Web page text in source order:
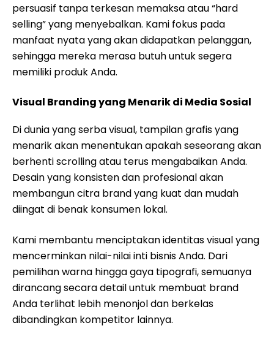
persuasif tanpa terkesan memaksa atau “hard
selling” yang menyebalkan. Kami fokus pada
manfaat nyata yang akan didapatkan pelanggan,
sehingga mereka merasa butuh untuk segera
memiliki produk Anda.
Visual Branding yang Menarik di Media Sosial
Di dunia yang serba visual, tampilan grafis yang
menarik akan menentukan apakah seseorang akan
berhenti scrolling atau terus mengabaikan Anda.
Desain yang konsisten dan profesional akan
membangun citra brand yang kuat dan mudah
diingat di benak konsumen lokal.
Kami membantu menciptakan identitas visual yang
mencerminkan nilai-nilai inti bisnis Anda. Dari
pemilihan warna hingga gaya tipografi, semuanya
dirancang secara detail untuk membuat brand
Anda terlihat lebih menonjol dan berkelas
dibandingkan kompetitor lainnya.